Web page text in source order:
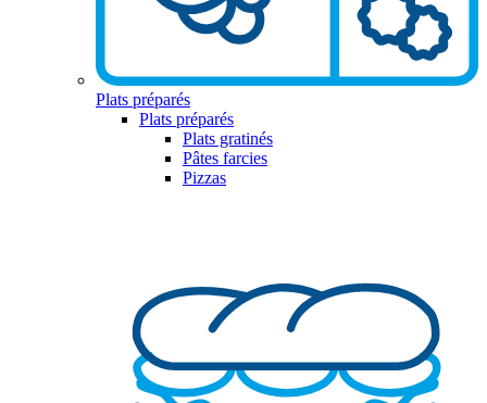
Plats préparés
Plats préparés
Plats gratinés
Pâtes farcies
Pizzas